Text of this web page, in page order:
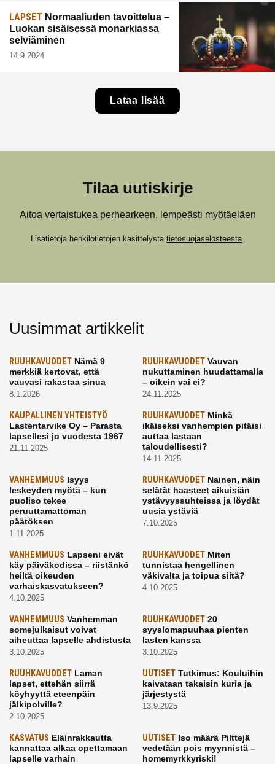
LAPSET Normaaliuden tavoittelua –
Luokan sisäisessä monarkiassa
selviäminen
14.9.2024
Lataa lisää
Tilaa uutiskirje
Aitoa vertaistukea perhearkeen, lempeästi myötäeläen
Lisätietoja henkilötietojen käsittelystä tietosuojaselosteesta
Uusimmat artikkelit
RUUHKAVUODET Nämä 9
merkkiä kertovat, että
vauvasi rakastaa sinua
8.1.2026
RUUHKAVUODETVauvan
nukuttaminen huudattamalla
– oikein vai ei?
24.11.2025
KAUPALLINEN YHTEISTYÖ
Lastentarvike Oy – Parasta
lapsellesi jo vuodesta 1967
21.11.2025
RUUHKAVUODETMinkä
ikäiseksi vanhempien pitäisi
auttaa lastaan
taloudellisesti?
14.11.2025
VANHEMMUUS Isyys
leskeyden myötä – kun
puoliso tekee
peruuttamattoman
päätöksen
1.11.2025
RUUHKAVUODETNainen, näin
selätät haasteet aikuisiän
ystävyyssuhteissa ja löydät
uusia ystäviä
7.10.2025
VANHEMMUUS Lapseni eivät
käy päiväkodissa – riistänkö
heiltä oikeuden
varhaiskasvatukseen?
4.10.2025
RUUHKAVUODETMiten
tunnistaa hengellinen
väkivalta ja toipua siitä?
4.10.2025
VANHEMMUUS Vanhemman
somejulkaisut voivat
aiheuttaa lapselle ahdistusta
3.10.2025
RUUHKAVUODET20
syyslomapuuhaa pienten
lasten kanssa
3.10.2025
RUUHKAVUODET Laman
lapset, ettehän siirrä
köyhyyttä eteenpäin
jälkipolville?
2.10.2025
UUTISETTutkimus: Kouluihin
kaivataan takaisin kuria ja
järjestystä
13.9.2025
KASVATUS Eläinrakkautta
kannattaa alkaa opettamaan
lapselle varhain
UUTISETIso määrä Pilttejä
vedetään pois myynnistä –
homemyrkkyriski!